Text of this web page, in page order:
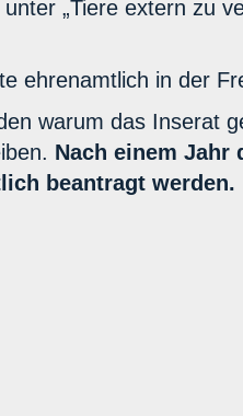
„Tiere extern zu
ehrenamtlich in der
warum das Inserat
Nach einem Jahr
beantragt werden.